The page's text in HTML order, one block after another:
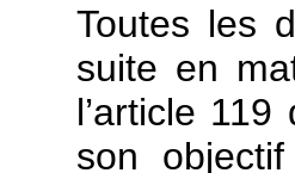
Toutes les
suite en
l’article
son